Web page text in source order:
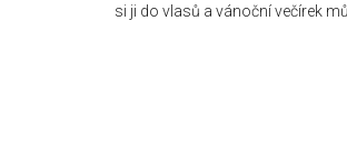
si ji do vlasů a vánoční večírek